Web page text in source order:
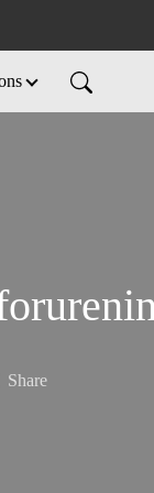
Share